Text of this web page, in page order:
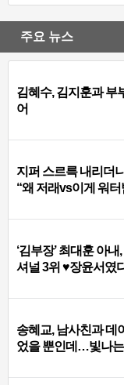
주요 뉴스
김혜수, 김지훈과 부
어
지퍼 스르륵 내리더
“왜 저래vs이게 워터
‘김부장’ 최대훈 아
셔널 3위 ♥장윤서였
송혜교, 남사친과 데
었을 뿐인데…빛나